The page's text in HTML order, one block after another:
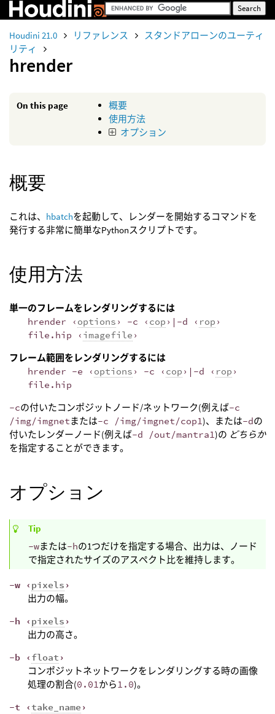
Houdini 21.0 リファレンス
スタンドアローンのユーティ
リティ
hrender
On this page
概要
使用方法
オプション
概要
これは、 hbatchを起動して、レンダーを開始するコマンドを
発行する非常に簡単なPythonスクリプトです。
使用方法
単一のフレームをレンダリングするには
hrender ‹ options › -c ‹ cop ›|-d ‹ rop ›
file.hip ‹ imagefile ›
フレーム範囲をレンダリングするには
hrender -e ‹ options › -c ‹ cop ›|-d ‹ rop ›
file.hip
-cの付いたコンポジットノード/ネットワーク(例えば-c
/img/imgnetまたは-c /img/imgnet/cop1)、または-dの
付いたレンダーノード(例えば-d /out/mantra1)の どちらか
を指定することができます。
オプション
Tip
-wまたは-hの1つだけを指定する場合、出力は、ノード
で指定されたサイズのアスペクト比を維持します。
-w ‹ pixels ›
出力の幅。
-h ‹ pixels ›
出力の高さ。
-b ‹ float ›
コンポジットネットワークをレンダリングする時の画像
処理の割合(0.01から1.0)。
-t ‹ take_name ›